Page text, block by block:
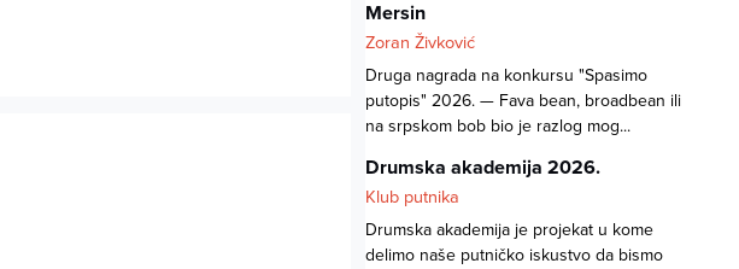
Mersin
Zoran Živković
Druga nagrada na konkursu "Spasimo
putopis" 2026. — Fava bean, broadbean ili
na srpskom bob bio je razlog mog...
Drumska akademija 2026.
Klub putnika
Drumska akademija je projekat u kome
delimo naše putničko iskustvo da bismo